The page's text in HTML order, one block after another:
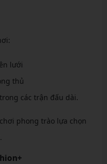
lưới
thủ
các trận đấu dài.
phong trào lựa chọn